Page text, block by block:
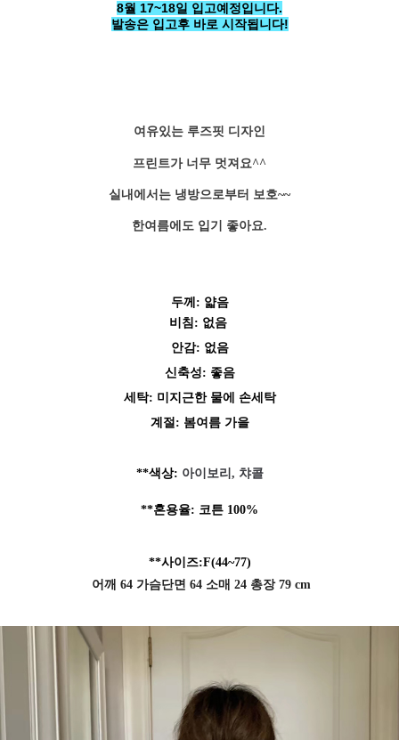
8월 17~18일 입고예정입니다.
발송은 입고후 바로 시작됩니다!
여유있는 루즈핏 디자인
프린트가 너무 멋져요^^
실내에서는 냉방으로부터 보호~~
한여름에도 입기 좋아요.
두께: 얇음
비 침: 없음
안감: 없음
신축성: 좋음
세탁: 미지근한 물에 손세탁
계절: 봄여름 가을
**색상: 아이보리, 챠콜
**혼용율: 코튼 100%
**사이즈:F(44~77)
어깨 64 가슴단면 64 소매 24 총장 79 cm